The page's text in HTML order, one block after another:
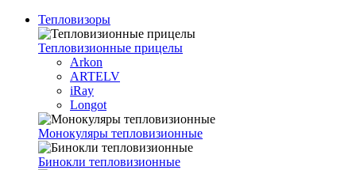
Тепловизоры
Тепловизионные прицелы
Arkon
ARTELV
iRay
Longot
Монокуляры тепловизионные
Бинокли тепловизионные